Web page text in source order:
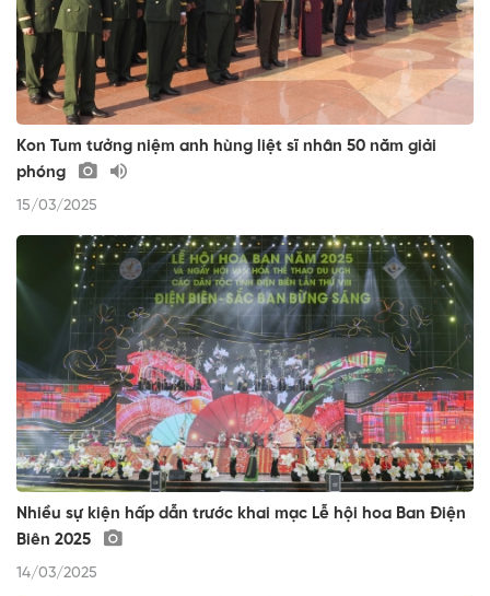
Kon Tum tưởng niệm anh hùng liệt sĩ nhân 50 năm giải
phóng
15/03/2025
Nhiều sự kiện hấp dẫn trước khai mạc Lễ hội hoa Ban Điện
Biên 2025
14/03/2025